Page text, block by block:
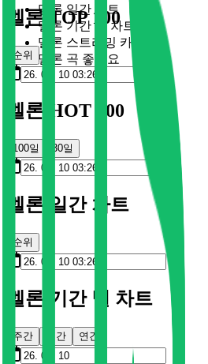
멜론 일간 차트
멜론 기간 별 차트
멜론 스트리밍 카드
멜론 곡 좋아요
멜론 TOP 100
순위
멜론 HOT 100
100일 30일
멜론 일간 차트
순위
멜론 기간 별 차트
주간 월간 연간